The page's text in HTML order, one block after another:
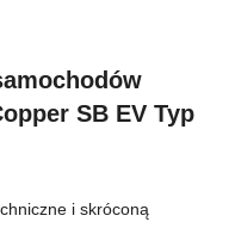
SB EV Typ
i skróconą